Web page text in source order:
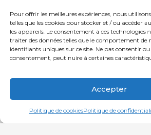
Pour offrir les meilleures expériences, nous
telles que les cookies pour stocker et / ou accéder
les appareils. Le consentement à ces technologies
traiter des données telles que le comportement de
identifiants uniques sur ce site. Ne pas consentir
consentement, peut nuire à certaines
Accepter
Politique de cookiesPolitique de
© Loisirs Sportifs CDN-NDG | Communauté
depuis le 21 novembre
ACCUEIL CDN NDG
Français English(